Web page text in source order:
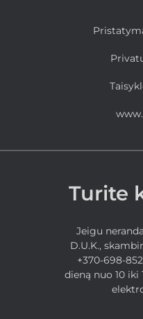
Turite
Jeigu
D.U.K.,
+370-698-
dieną nuo 10 iki